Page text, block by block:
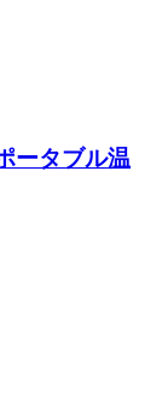
ータブル温